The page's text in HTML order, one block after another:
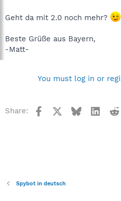
Geht da mit 2.0 noch mehr?
Beste Grüße aus Bayern,
-Matt-
You must log in or
Share: Facebook Bluesky
Spybot in deutsch